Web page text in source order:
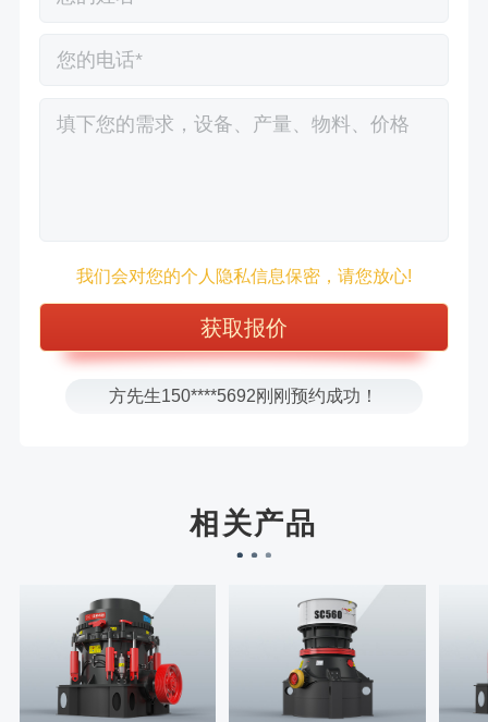
我们会对您的个人隐私信息保密，请您放心!
张先生156****2060刚刚预约成功！
张先生131****7997刚刚预约成功！
方先生150****5692刚刚预约成功！
徐先生132****0391刚刚预约成功！
相关产品